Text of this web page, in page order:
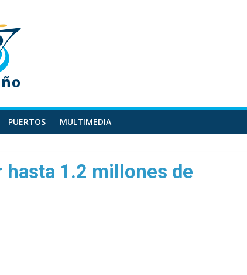
PUERTOS MULTIMEDIA
1.2 millones de